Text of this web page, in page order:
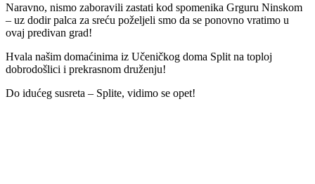
Naravno, nismo zaboravili zastati kod spomenika Grguru Ninskom
– uz dodir palca za sreću poželjeli smo da se ponovno vratimo u
ovaj predivan grad!
Hvala našim domaćinima iz Učeničkog doma Split na toploj
dobrodošlici i prekrasnom druženju!
Do idućeg susreta – Splite, vidimo se opet!